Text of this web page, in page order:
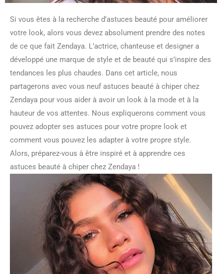
Si vous êtes à la recherche d’astuces beauté pour améliorer
votre look, alors vous devez absolument prendre des notes
de ce que fait Zendaya. L’actrice, chanteuse et designer a
développé une marque de style et de beauté qui s’inspire des
tendances les plus chaudes. Dans cet article, nous
partagerons avec vous neuf astuces beauté à chiper chez
Zendaya pour vous aider à avoir un look à la mode et à la
hauteur de vos attentes. Nous expliquerons comment vous
pouvez adopter ses astuces pour votre propre look et
comment vous pouvez les adapter à votre propre style.
Alors, préparez-vous à être inspiré et à apprendre ces
astuces beauté à chiper chez Zendaya !